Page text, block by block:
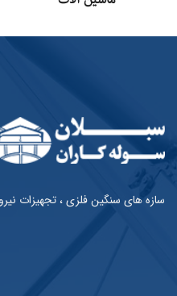
سازه های سنگین فلزی ، تجهیزات